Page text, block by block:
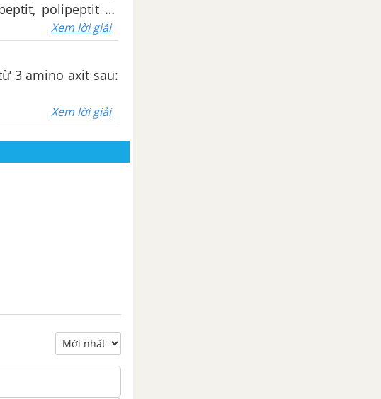
Xem lời giải
3 amino axit sau:
Xem lời giải